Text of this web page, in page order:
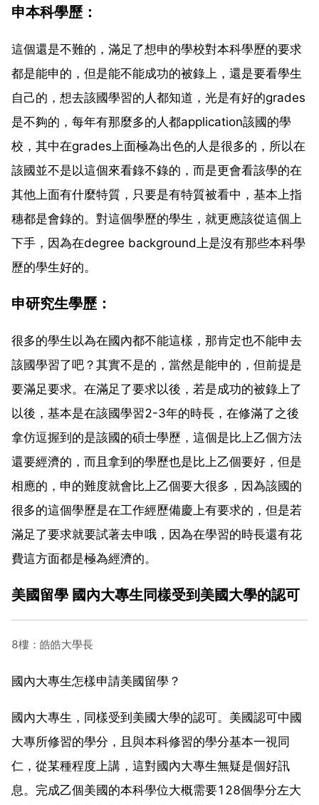
申本科學歷：
這個還是不難的，滿足了想申的學校對本科學歷的要求
都是能申的，但是能不能成功的被錄上，還是要看學生
自己的，想去該國學習的人都知道，光是有好的grades
是不夠的，每年有那麼多的人都application該國的學
校，其中在grades上面極為出色的人是很多的，所以在
該國並不是以這個來看錄不錄的，而是更會看該學的在
其他上面有什麼特質，只要是有特質被看中，基本上指
穗都是會錄的。對這個學歷的學生，就更應該從這個上
下手，因為在degree background上是沒有那些本科學
歷的學生好的。
申研究生學歷：
很多的學生以為在國內都不能這樣，那肯定也不能申去
該國學習了吧？其實不是的，當然是能申的，但前提是
要滿足要求。在滿足了要求以後，若是成功的被錄上了
以後，基本是在該國學習2-3年的時長，在修滿了之後
拿仿逗握到的是該國的碩士學歷，這個是比上乙個方法
還要經濟的，而且拿到的學歷也是比上乙個要好，但是
相應的，申的難度就會比上乙個要大很多，因為該國的
很多的這個學歷是在工作經歷備慶上有要求的，但是若
滿足了要求就要試著去申哦，因為在學習的時長還有花
費這方面都是極為經濟的。
美國留學 國內大專生同樣受到美國大學的認可
8樓：皓皓大學長
國內大專生怎樣申請美國留學？
國內大專生，同樣受到美國大學的認可。美國認可中國
大專所修習的學分，且與本科修習的學分基本一視同
仁，從某種程度上講，這對國內大專生無疑是個好訊
息。完成乙個美國的本科學位大概需要128個學分左大